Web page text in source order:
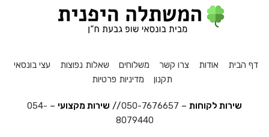
דף הבית אודות צרו קשר משלוחים שאלות נפוצות
עצי בונסאי
תקנון
מדיניות פרטיות
שירות לקוחות –
050-7676657
// שירות מקצועי –
054-
8079440